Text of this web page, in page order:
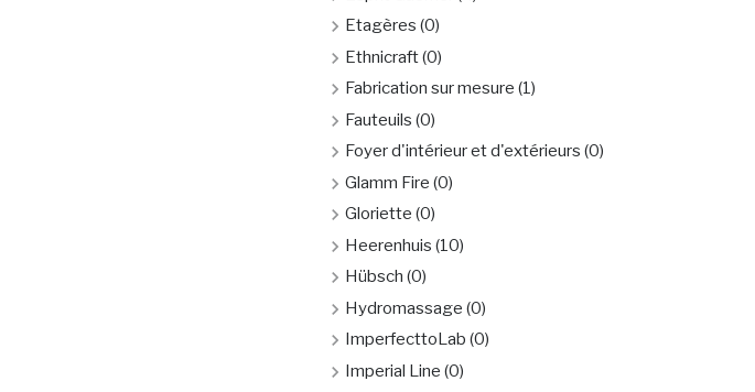
Etagères (0)
Ethnicraft(0)
Fabrication sur mesure (1)
Fauteuils (0)
Foyer d'intérieur et d'extérieurs (0)
Glamm Fire (0)
Gloriette (0)
Heerenhuis (10)
Hübsch (0)
Hydromassage (0)
ImperfecttoLab (0)
Imperial Line (0)